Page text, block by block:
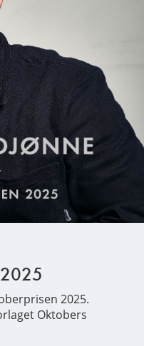
2025.
Oktobers